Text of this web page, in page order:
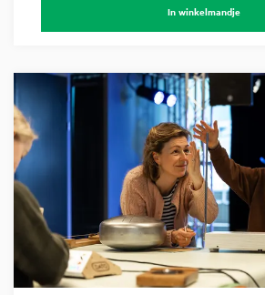
In winkelmandje